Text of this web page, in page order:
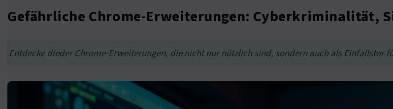
Gefährliche Chrome-Erweiterungen: Cyberkriminalität,
Entdecke dieder Chrome-Erweiterungen, die nicht nur nützlich sind, sondern auch als Einfallstor